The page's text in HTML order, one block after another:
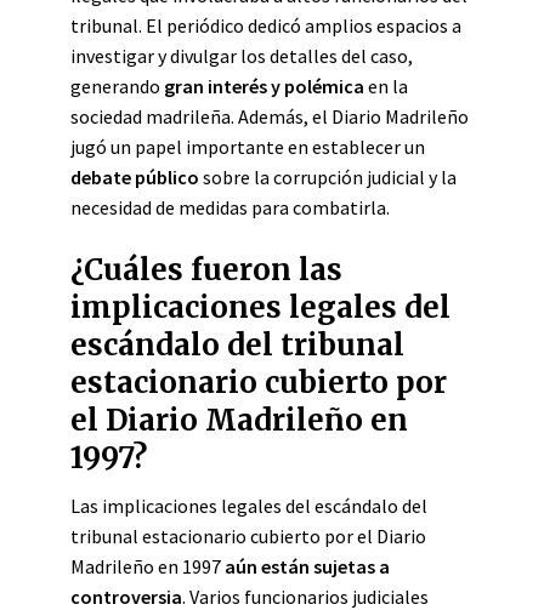
tribunal. El periódico dedicó amplios espacios a
investigar y divulgar los detalles del caso,
generando gran interés y polémica en la
sociedad madrileña. Además, el Diario Madrileño
jugó un papel importante en establecer un
debate público sobre la corrupción judicial y la
necesidad de medidas para combatirla.
¿Cuáles fueron las
implicaciones legales del
escándalo del tribunal
estacionario cubierto por
el Diario Madrileño en
1997?
Las implicaciones legales del escándalo del
tribunal estacionario cubierto por el Diario
Madrileño en 1997 aún están sujetas a
controversia. Varios funcionarios judiciales